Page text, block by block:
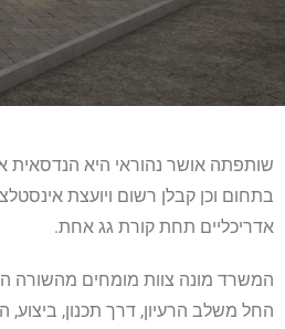
שותפתה אושר נהוראי היא הנדסאית
בתחום וכן קבלן רשום ויועצת
אדריכליים תחת קורת גג אחת.
המשרד מונה צוות מומחים מהשורה
החל משלב הרעיון, דרך תכנון, ביצוע,